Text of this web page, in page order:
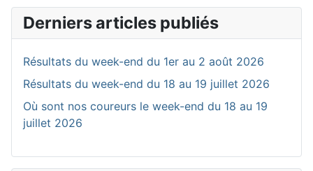
Derniers articles publiés
Résultats du week-end du 1er au 2 août 2026
Résultats du week-end du 18 au 19 juillet 2026
Où sont nos coureurs le week-end du 18 au 19
juillet 2026